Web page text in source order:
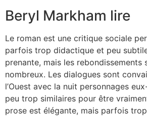
Beryl Markham lire
Le roman est une critique sociale
parfois trop didactique et peu
prenante, mais les
nombreux. Les dialogues sont
l’Ouest avec la nuit personnages
peu trop similaires pour être
prose est élégante, mais parfois